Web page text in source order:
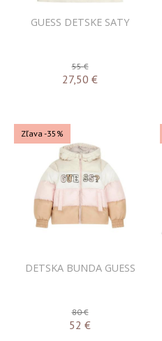
GUESS DETSKE SATY
55 €
27,50 €
Zľava -35%
DETSKA BUNDA GUESS
80 €
52 €